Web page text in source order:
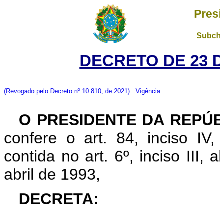
DECRETO DE 23
(Revogado pelo Decreto nº 10.810, de 2021) Vigência
O PRESIDENTE DA
confere o art. 84, inciso
contida no art. 6º, inciso III,
abril de 1993,
DECRETA: